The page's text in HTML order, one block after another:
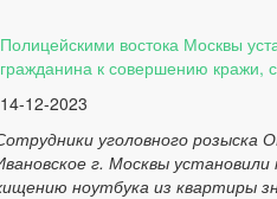
Полицейскими востока Москвы
гражданина к совершению кражи,
14-12-2023
уголовного розыска
г. Москвы
ноутбука из квартиры